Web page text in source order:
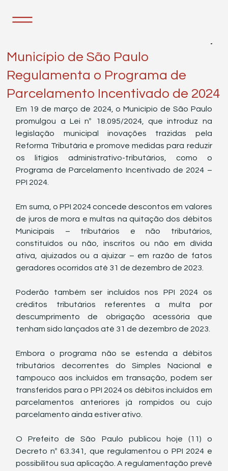
Município de São Paulo
Regulamenta o Programa de
Parcelamento Incentivado de 2024
Em 19 de março de 2024, o Município de São Paulo
promulgou a Lei nº 18.095/2024, que introduz na
legislação municipal inovações trazidas pela
Reforma Tributária e promove medidas para reduzir
os litígios administrativo-tributários, como o
Programa de Parcelamento Incentivado de 2024 –
PPI 2024.
Em suma, o PPI 2024 concede descontos em valores
de juros de mora e multas na quitação dos débitos
Municipais – tributários e não tributários,
constituídos ou não, inscritos ou não em dívida
ativa, ajuizados ou a ajuizar – em razão de fatos
geradores ocorridos até 31 de dezembro de 2023.
Poderão também ser incluídos nos PPI 2024 os
créditos tributários referentes a multa por
descumprimento de obrigação acessória que
tenham sido lançados até 31 de dezembro de 2023.
Embora o programa não se estenda a débitos
tributários decorrentes do Simples Nacional e
tampouco aos incluídos em transação, podem ser
transferidos para o PPI 2024 os débitos incluídos em
parcelamentos anteriores já rompidos ou cujo
parcelamento ainda estiver ativo.
O Prefeito de São Paulo publicou hoje (11) o
Decreto nº 63.341, que regulamentou o PPI 2024 e
possibilitou sua aplicação. A regulamentação prevê